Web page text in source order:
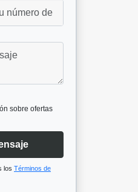
sobre ofertas
los Términos de